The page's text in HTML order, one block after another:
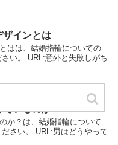
ザインとは
はは、結婚指輪についての
い。 URL:意外と失敗しがち
ているのか？
か？は、結婚指輪について
さい。 URL:男はどうやって